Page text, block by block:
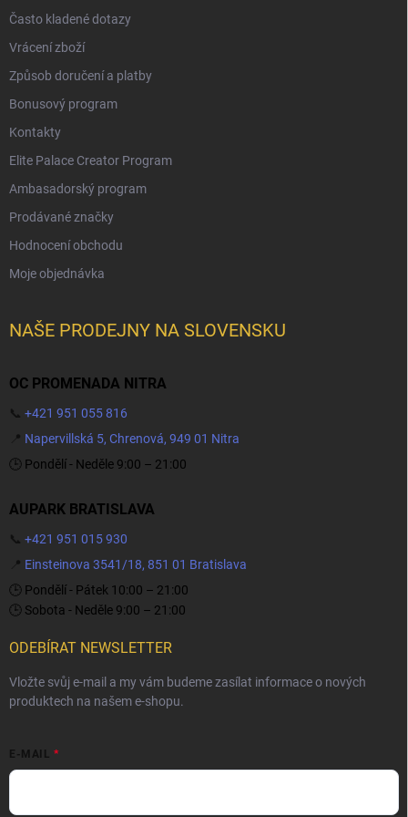
Často kladené dotazy
Vrácení zboží
Způsob doručení a platby
Bonusový program
Kontakty
Elite Palace Creator Program
Ambasadorský program
Prodávané značky
Hodnocení obchodu
Moje objednávka
NAŠE PRODEJNY NA SLOVENSKU
OC PROMENADA NITRA
📞 +421 951 055 816
📍 Napervillská 5, Chrenová, 949 01 Nitra
🕒 Pondělí - Neděle 9:00 – 21:00
AUPARK BRATISLAVA
📞 +421 951 015 930
📍 Einsteinova 3541/18, 851 01 Bratislava
🕒 Pondělí - Pátek 10:00 – 21:00
🕒 Sobota - Neděle 9:00 – 21:00
ODEBÍRAT NEWSLETTER
Vložte svůj e-mail a my vám budeme zasílat informace o nových
produktech na našem e-shopu.
E-MAIL